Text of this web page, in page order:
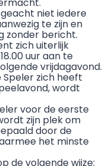
niet iedere
te zijn en
zonder bericht.
zich uiterlijk
uur aan te
vrijdagavond.
Speler zich heeft
wordt
voor de eerste
zijn plek om
door de
het minste
de volgende wijze: